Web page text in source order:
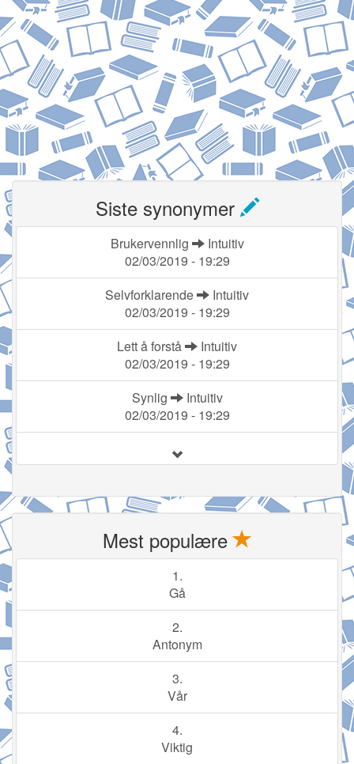
Siste synonymer
Brukervennlig
Intuitiv
02/03/2019 - 19:29
Selvforklarende
Intuitiv
02/03/2019 - 19:29
Lett å forstå
Intuitiv
02/03/2019 - 19:29
Synlig
Intuitiv
02/03/2019 - 19:29
Mest populære
1.
Gå
2.
Antonym
3.
Vår
4.
Viktig